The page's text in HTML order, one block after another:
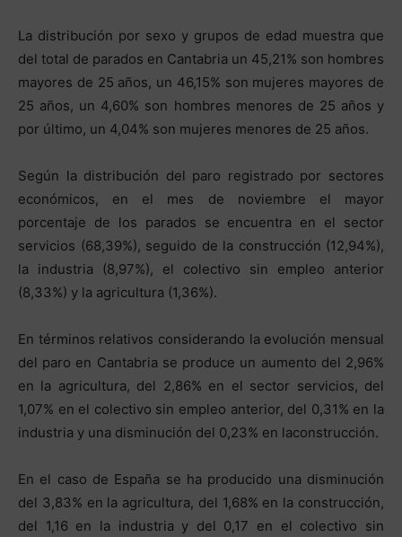
La distribución por sexo y grupos de edad muestra que
del total de parados en Cantabria un 45,21% son hombres
mayores de 25 años, un 46,15% son mujeres mayores de
25 años, un 4,60% son hombres menores de 25 años y
por último, un 4,04% son mujeres menores de 25 años.
Según la distribución del paro registrado por sectores
económicos, en el mes de noviembre el mayor
porcentaje de los parados se encuentra en el sector
servicios (68,39%), seguido de la construcción (12,94%),
la industria (8,97%), el colectivo sin empleo anterior
(8,33%) y la agricultura (1,36%).
En términos relativos considerando la evolución mensual
del paro en Cantabria se produce un aumento del 2,96%
en la agricultura, del 2,86% en el sector servicios, del
1,07% en el colectivo sin empleo anterior, del 0,31% en la
industria y una disminución del 0,23% en laconstrucción.
En el caso de España se ha producido una disminución
del 3,83% en la agricultura, del 1,68% en la construcción,
del 1,16 en la industria y del 0,17 en el colectivo sin